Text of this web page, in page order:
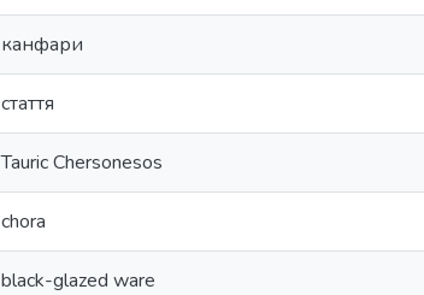
канфари
стаття
Tauric Chersonesos
chora
black-glazed ware